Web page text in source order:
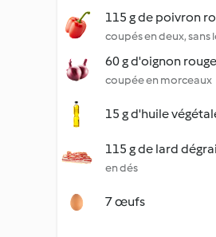
115 g de poivron
coupés en deux, sans
60 g d'oignon rouge
coupée en morceaux
15 g d'huile
115 g de lard
en dés
7 œufs